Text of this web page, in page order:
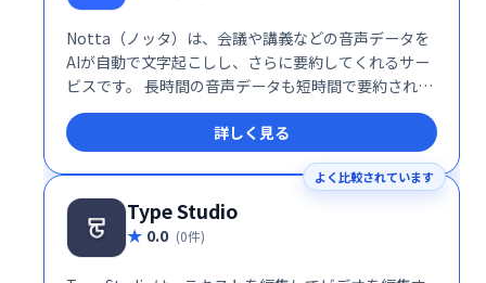
Notta（ノッタ）は、会議や講義などの音声データを
AIが自動で文字起こしし、さらに要約してくれるサー
ビスです。 長時間の音声データも短時間で要約された
文章で確認できるため、議事録作成や内容理解にかか
る時間を大幅に削減し、作業効率を向上させます。 会
議や学習の記録、業務効率化に最適です。
詳しく見る
よく比較されています
Type Studio
0.0 (0件)